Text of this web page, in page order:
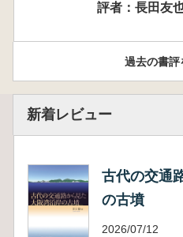
評者：長田友
過去の書評
新着レビュー
古代の交通
の古墳
2026/07/12